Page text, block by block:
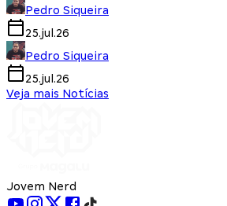
Pedro Siqueira
25.jul.26
Pedro Siqueira
25.jul.26
Veja mais Notícias
Jovem Nerd